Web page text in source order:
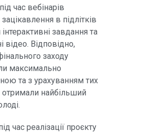
час вебінарів
в підлітків
завдання та
відео. Відповідно,
заходу
максимально
та з урахуванням тих
найбільший
час реалізації проєкту